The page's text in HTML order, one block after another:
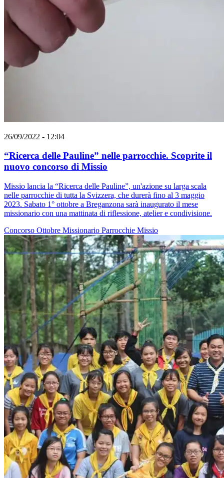
26/09/2022 - 12:04
“Ricerca delle Pauline” nelle parrocchie. Scoprite il
nuovo concorso di Missio
Missio lancia la “Ricerca delle Pauline”, un'azione su larga scala
nelle parrocchie di tutta la Svizzera, che durerà fino al 3 maggio
2023. Sabato 1° ottobre a Breganzona sarà inaugurato il mese
missionario con una mattinata di riflessione, atelier e condivisione.
Concorso Ottobre Missionario Parrocchie Missio